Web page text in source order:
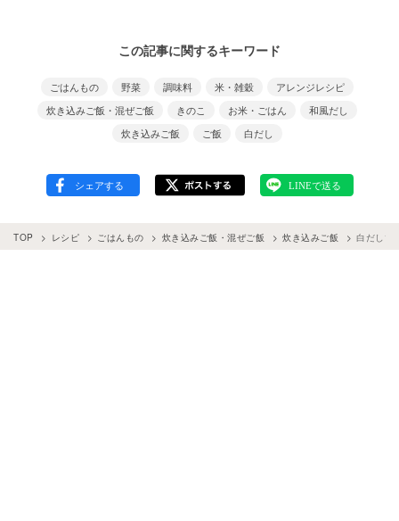
この記事に関するキーワード
ごはんもの 野菜 調味料 米・雑穀
アレンジレシピ
炊き込みご飯・混ぜご飯
きのこ お米・ごはん
和風だし
炊き込みご飯
ご飯 白だし
TOP レシピ ごはんもの 炊き込みご飯・混ぜご飯 炊き込みご飯 白だしで